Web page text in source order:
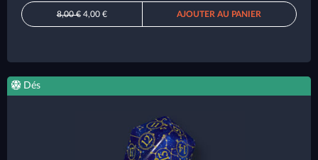
8,00 €4,00 € AJOUTER AU PANIER
Dés